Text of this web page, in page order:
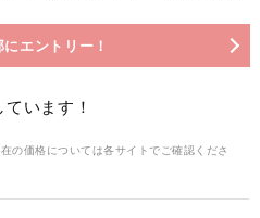
エントリー！
います！
の価格については各サイトでご確認くださ